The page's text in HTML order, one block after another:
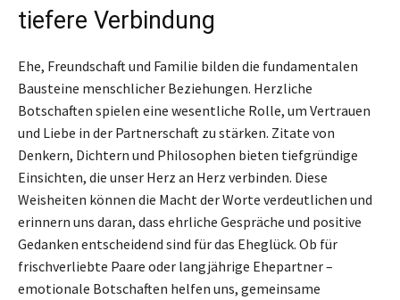
tiefere Verbindung
Ehe, Freundschaft und Familie bilden die fundamentalen
Bausteine menschlicher Beziehungen. Herzliche
Botschaften spielen eine wesentliche Rolle, um Vertrauen
und Liebe in der Partnerschaft zu stärken. Zitate von
Denkern, Dichtern und Philosophen bieten tiefgründige
Einsichten, die unser Herz an Herz verbinden. Diese
Weisheiten können die Macht der Worte verdeutlichen und
erinnern uns daran, dass ehrliche Gespräche und positive
Gedanken entscheidend sind für das Eheglück. Ob für
frischverliebte Paare oder langjährige Ehepartner –
emotionale Botschaften helfen uns, gemeinsame